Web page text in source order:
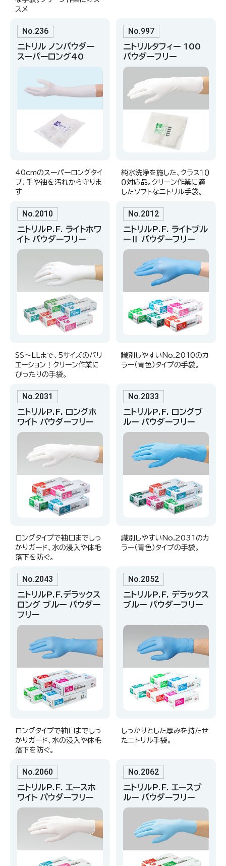
スメ
No.236
ニトリル ノンパウダー
スーパーロング40
40cmのスーパーロングタイ
プ、手や袖を汚れから守りま
す
No.997
ニトリルタフィー 100
パウダーフリー
純水洗浄を施した、クラス１０
０対応品。クリーン作業に適
したソフトなニトリル手袋。
No.2010
ニトリルP.F. ライトホワ
イト パウダーフリー
SS〜LLまで、5サイズのバリ
エーション！クリーン作業に
ぴったりの手袋。
No.2012
ニトリルP.F. ライトブル
ーⅡ パウダーフリー
識別しやすいNo.2010のカ
ラー（青色）タイプの手袋。
No.2031
ニトリルP.F. ロングホ
ワイト パウダーフリー
ロングタイプで袖口までしっ
かりガード、水の浸入や体毛
落下を防ぐ。
No.2033
ニトリルP.F. ロングブ
ルー パウダーフリー
識別しやすいNo.2031のカ
ラー（青色）タイプの手袋。
No.2043
ニトリルP.F.デラックス
ロング ブルー パウダー
フリー
ロングタイプで袖口までしっ
かりガード、水の浸入や体毛
落下を防ぐ。
No.2052
ニトリルP.F. デラックス
ブルー パウダーフリー
しっかりとした厚みを持たせ
たニトリル手袋。
No.2060
ニトリルP.F. エースホ
ワイト パウダーフリー
No.2062
ニトリルP.F. エースブ
ルー パウダーフリー